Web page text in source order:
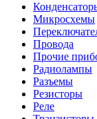
Микросхемы
Провода
Прочие
Радиолампы
Разъемы
Резисторы
Реле